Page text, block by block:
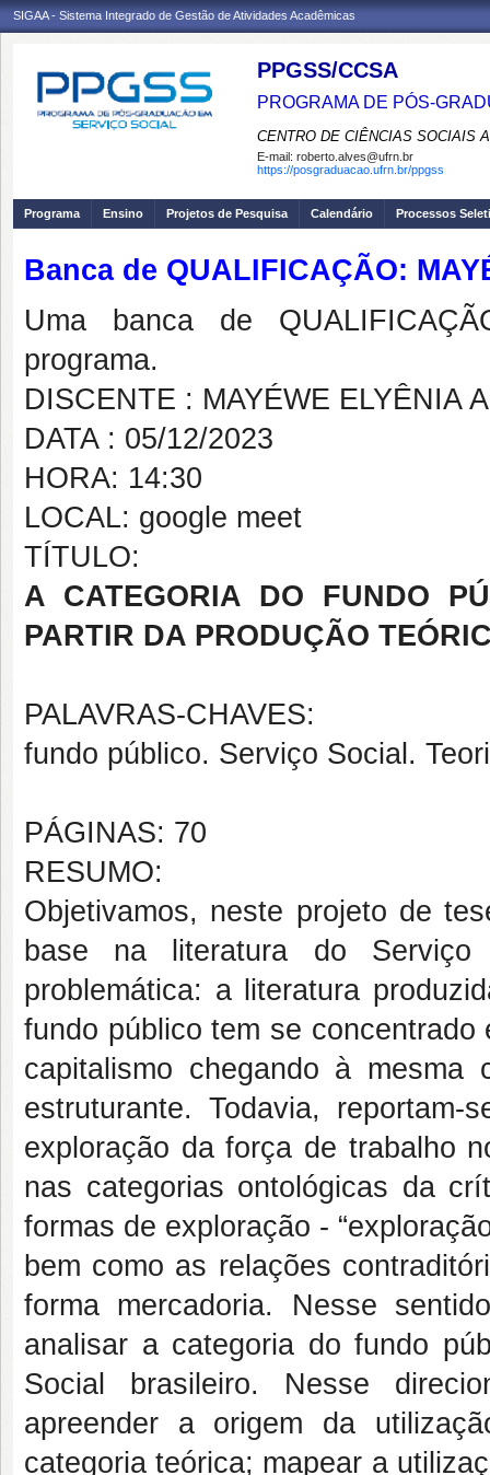
SIGAA - Sistema Integrado de Gestão de Atividades Acadêmicas
PPGSS/CCSA
PROGRAMA DE PÓS-
CENTRO DE CIÊNCIAS SOCIAIS
E-mail: roberto.alves@ufrn.br
https://posgraduacao.ufrn.br/ppgss
Programa Ensino Projetos de Pesquisa Calendário Processos
Banca de QUALIFICAÇÃO:
Uma banca de
programa.
DISCENTE : MAYÉWE ELYÊNIA
DATA : 05/12/2023
HORA: 14:30
LOCAL: google meet
TÍTULO:
A CATEGORIA DO FUNDO
PARTIR DA PRODUÇÃO
PALAVRAS-CHAVES:
fundo público. Serviço Social.
PÁGINAS: 70
RESUMO:
Objetivamos, neste projeto de
base na literatura do
problemática: a literatura
fundo público tem se
capitalismo chegando à
estruturante. Todavia,
exploração da força de trabalho
nas categorias ontológicas da
formas de exploração -
bem como as relações
forma mercadoria. Nesse
analisar a categoria do fundo
Social brasileiro. Nesse
apreender a origem da
categoria teórica; mapear a